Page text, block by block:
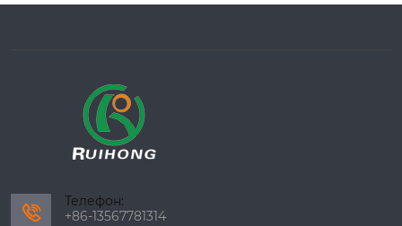

Телефон:
+86-13567781314